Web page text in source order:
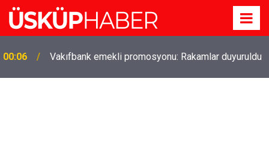
19:21
Gözde oldu! Hem köy hem mahalle hayatı iç içe!
İzmir'deki doğal semt